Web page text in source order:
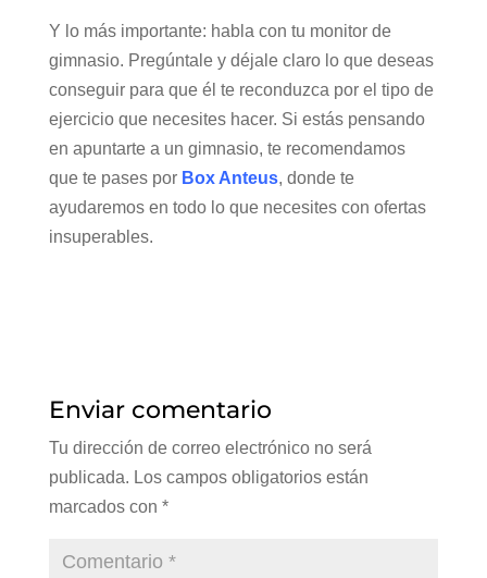
Y lo más importante: habla con tu monitor de
gimnasio. Pregúntale y déjale claro lo que deseas
conseguir para que él te reconduzca por el tipo de
ejercicio que necesites hacer. Si estás pensando
en apuntarte a un gimnasio, te recomendamos
que te pases por Box Anteus, donde te
ayudaremos en todo lo que necesites con ofertas
insuperables.
Enviar comentario
Tu dirección de correo electrónico no será
publicada. Los campos obligatorios están
marcados con *